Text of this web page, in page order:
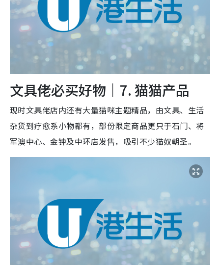
文具佬必买好物｜7. 猫猫产品
现时文具佬店内还有大量猫咪主题精品，由文具、生活
杂货到疗愈系小物都有，部份限定商品更只于石门、将
军澳中心、金钟及中环店发售，吸引不少猫奴朝圣。